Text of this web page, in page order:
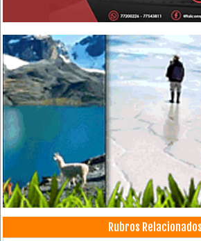
Rubros Relacionados